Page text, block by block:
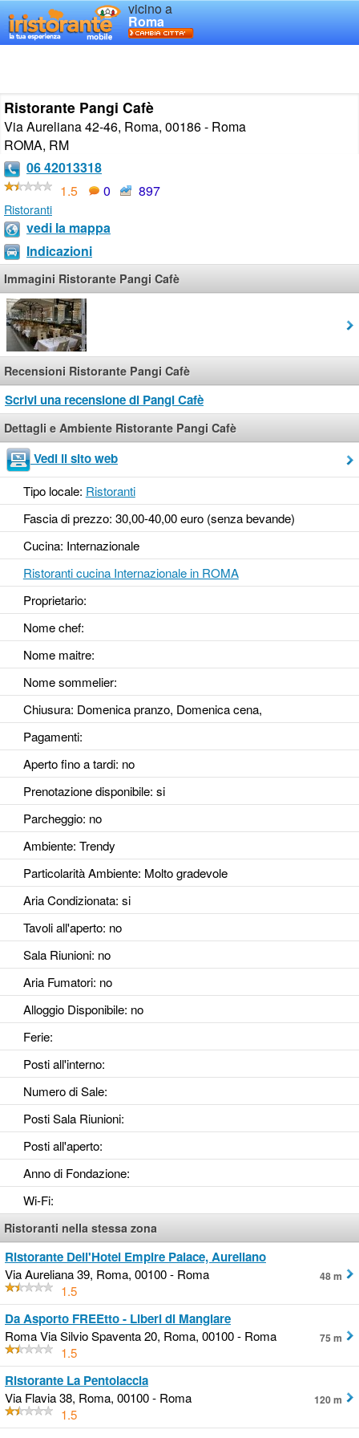
vicino a
Roma
Ristorante Pangi Cafè
Via Aureliana 42-46, Roma, 00186 - Roma
ROMA, RM
06 42013318
1.5
0 897
Ristoranti
vedi la mappa
Indicazioni
Immagini Ristorante Pangi Cafè
Recensioni Ristorante Pangi Cafè
Scrivi una recensione di Pangi Cafè
Dettagli e Ambiente Ristorante Pangi Cafè
Vedi il sito web
Tipo locale: Ristoranti
Fascia di prezzo: 30,00-40,00 euro (senza bevande)
Cucina: Internazionale
Ristoranti cucina Internazionale in ROMA
Proprietario:
Nome chef:
Nome maitre:
Nome sommelier:
Chiusura: Domenica pranzo, Domenica cena,
Pagamenti:
Aperto fino a tardi: no
Prenotazione disponibile: si
Parcheggio: no
Ambiente: Trendy
Particolarità Ambiente: Molto gradevole
Aria Condizionata: si
Tavoli all'aperto: no
Sala Riunioni: no
Aria Fumatori: no
Alloggio Disponibile: no
Ferie:
Posti all'interno:
Numero di Sale:
Posti Sala Riunioni:
Posti all'aperto:
Anno di Fondazione:
Wi-Fi:
Ristoranti nella stessa zona
Ristorante Dell'Hotel Empire Palace, Aureliano
Via Aureliana 39, Roma, 00100 - Roma
1.5
48 m
Da Asporto FREEtto - Liberi di Mangiare
Roma Via Silvio Spaventa 20, Roma, 00100 - Roma
1.5
75 m
Ristorante La Pentolaccia
Via Flavia 38, Roma, 00100 - Roma
1.5
120 m